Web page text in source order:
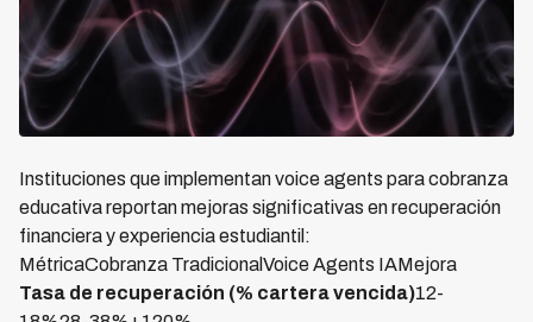
Instituciones que implementan voice agents para cobranza
educativa reportan mejoras significativas en recuperación
financiera y experiencia estudiantil:
MétricaCobranza TradicionalVoice Agents IAMejora
Tasa de recuperación (% cartera vencida)12-